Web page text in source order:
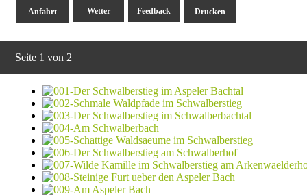
Anfahrt Drucken
Seite 1 von 2